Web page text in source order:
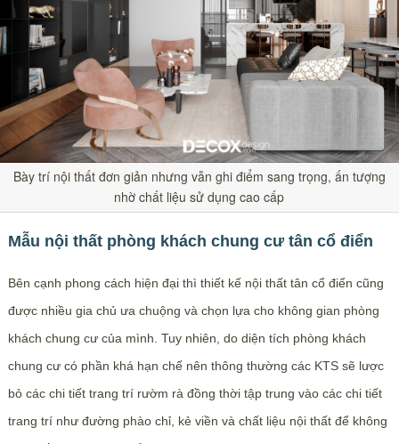
Bày trí nội thất đơn giản nhưng vẫn ghi điểm sang trọng, ấn tượng
nhờ chất liệu sử dụng cao cấp
Mẫu nội thất phòng khách chung cư tân cổ điển
Bên cạnh phong cách hiện đại thì thiết kế nội thất tân cổ điển cũng
được nhiều gia chủ ưa chuộng và chọn lựa cho không gian phòng
khách chung cư của mình. Tuy nhiên, do diện tích phòng khách
chung cư có phần khá hạn chế nên thông thường các KTS sẽ lược
bỏ các chi tiết trang trí rườm rà đồng thời tập trung vào các chi tiết
trang trí như đường phào chỉ, kẻ viền và chất liệu nội thất để không